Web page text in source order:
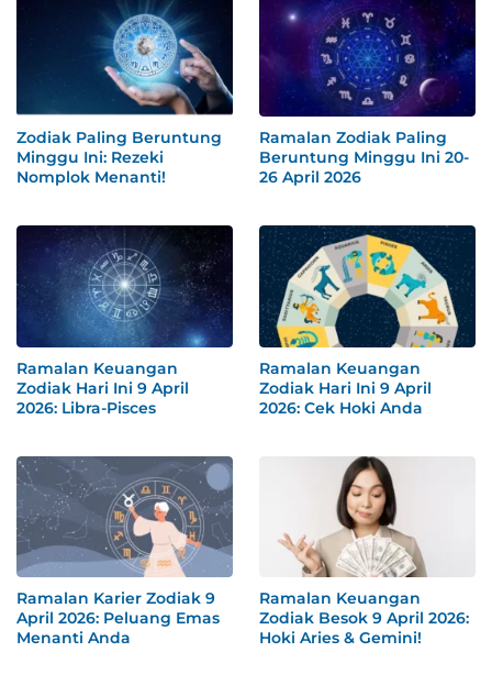
Zodiak Paling Beruntung
Minggu Ini: Rezeki
Nomplok Menanti!
Ramalan Zodiak Paling
Beruntung Minggu Ini 20-
26 April 2026
Ramalan Keuangan
Zodiak Hari Ini 9 April
2026: Libra-Pisces
Ramalan Keuangan
Zodiak Hari Ini 9 April
2026: Cek Hoki Anda
Ramalan Karier Zodiak 9
April 2026: Peluang Emas
Menanti Anda
Ramalan Keuangan
Zodiak Besok 9 April 2026:
Hoki Aries & Gemini!